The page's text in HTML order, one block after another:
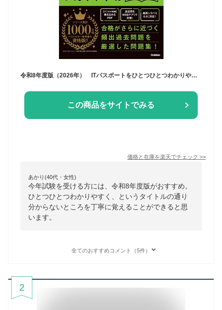
令和8年度版（2026年） ITパスポートをひとつひとつわかりやすく。過去問題集 （資格をひとつひとつ） [ Gakken ]
この商品をサイトでみる
価格と在庫を楽天でチェック >>
あかり(40代・女性)
今年試験を受ける方には、令和8年度版がおすすめ。
ひとつひとつわかりやすく、というタイトルの通り
分からないところを丁寧に覚えることができると思
います。
全てのおすすめコメント（5件）
2